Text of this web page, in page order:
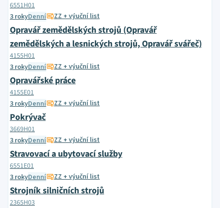
6551H01
3 rokyDenní ZZ + výuční list
Opravář zemědělských strojů (Opravář
zemědělských a lesnických strojů, Opravář svářeč)
4155H01
3 rokyDenní ZZ + výuční list
Opravářské práce
4155E01
3 rokyDenní ZZ + výuční list
Pokrývač
3669H01
3 rokyDenní ZZ + výuční list
Stravovací a ubytovací služby
6551E01
3 rokyDenní ZZ + výuční list
Strojník silničních strojů
2365H03